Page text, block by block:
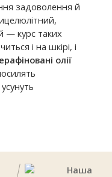
задоволення й
— курс таких
і на шкірі, і
олії
Наша